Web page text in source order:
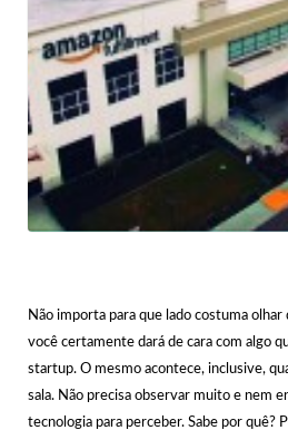
Não importa para que lado costuma olhar
você certamente dará de cara com algo
startup. O mesmo acontece, inclusive,
sala. Não precisa observar muito e nem
tecnologia para perceber. Sabe por quê?